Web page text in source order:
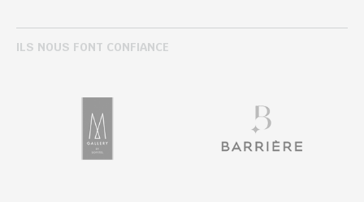
ILS NOUS FONT CONFIANCE